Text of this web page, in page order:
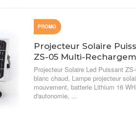
PROMO
Projecteur Solaire
ZS-05 Multi-
Projecteur Solaire Led Puissant
blanc chaud, Lampe projecteur
mouvement, batterie Lithium 16
d'autonomie, ...